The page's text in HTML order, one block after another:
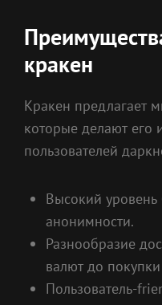
кракен
Кракен предлагает
которые делают
пользователей
Высокий уровень
анонимности.
Разнообразие
валют до
Пользователь-